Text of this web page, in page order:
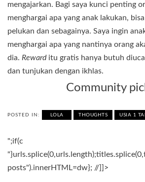
mengajarkan. Bagi saya kunci penting
menghargai apa yang anak lakukan,
pelukan dan sebagainya. Saya ingin
menghargai apa yang nantinya orang
dia. Rewarditu gratis hanya butuh
dan tunjukan dengan ikhlas.
Community
POSTED IN: LOLA THOUGHTS USIA 1
";if(c
posts").innerHTML=dw}; //]]>